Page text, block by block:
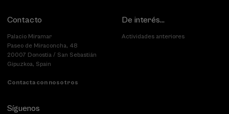
Contacto
Palacio Miramar
Paseo de Miraconcha, 48
20007 Donostia / San Sebastián
Gipuzkoa, Spain
Contacta con nosotros
De interés...
Actividades anteriores
Síguenos